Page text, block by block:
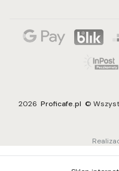
2026 Proficafe.pl ©